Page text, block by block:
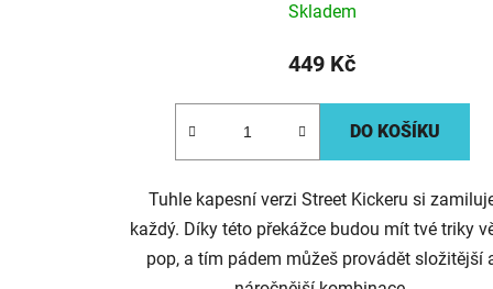
Skladem
449 Kč
DO KOŠÍKU
Tuhle kapesní verzi Street Kickeru si
každý. Díky této překážce budou mít tvé triky
pop, a tím pádem můžeš provádět složitější